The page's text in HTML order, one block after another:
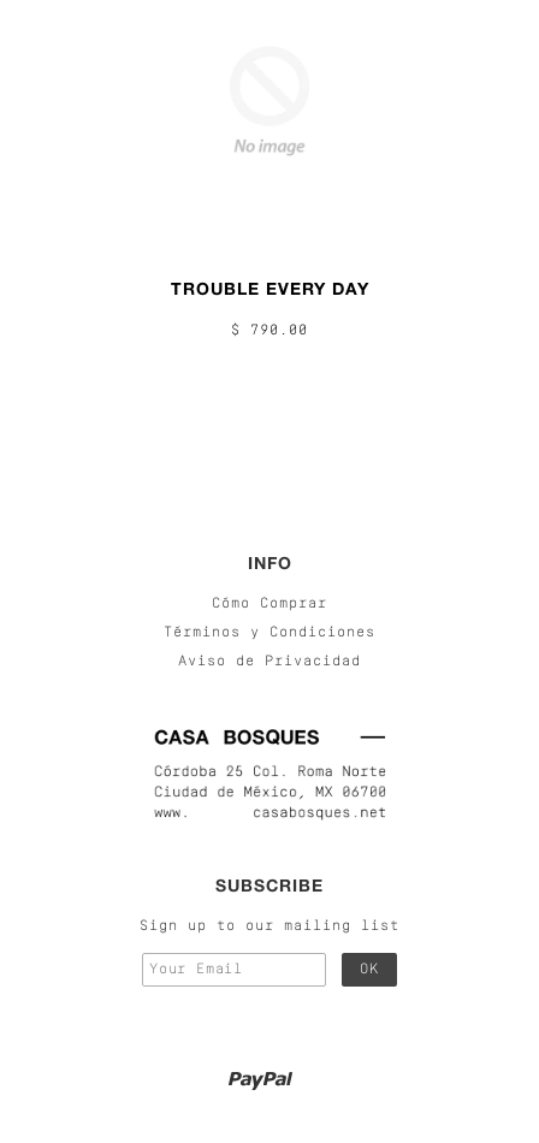
TROUBLE EVERY DAY
$ 790.00
INFO
Cómo Comprar
Términos y Condiciones
Aviso de Privacidad
SUBSCRIBE
Sign up to our mailing list